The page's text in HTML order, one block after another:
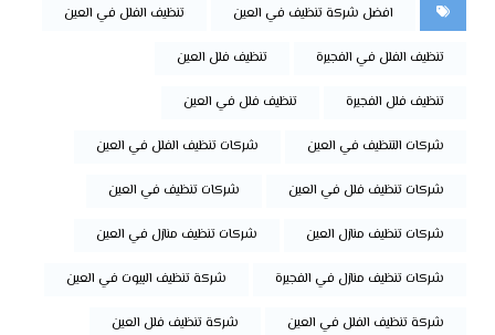
افضل شركة تنظيف في العين تنظيف الفلل في العين
تنظيف الفلل في الفجيرة تنظيف فلل العين
تنظيف فلل الفجيرة تنظيف فلل في العين
شركات التنظيف في العين شركات تنظيف الفلل في العين
شركات تنظيف فلل في العين شركات تنظيف في العين
شركات تنظيف منازل العين شركات تنظيف منازل في العين
شركات تنظيف منازل في الفجيرة شركة تنظيف البيوت في العين
شركة تنظيف الفلل في العين شركة تنظيف فلل العين